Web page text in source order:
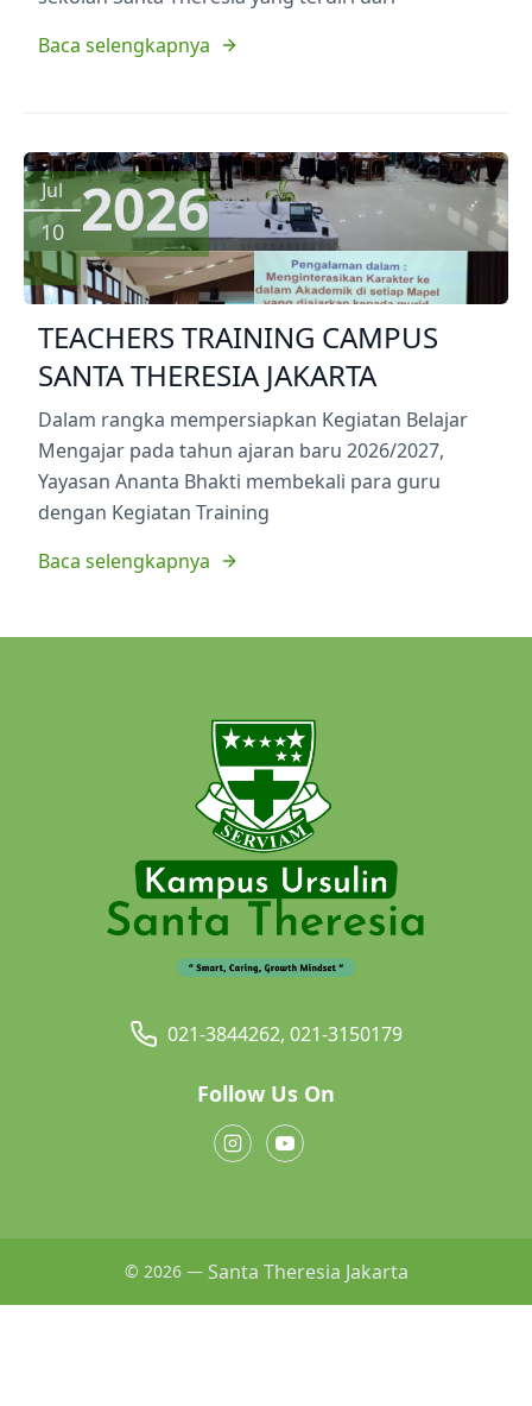
Baca selengkapnya
Jul
10 2026
TEACHERS TRAINING CAMPUS
SANTA THERESIA JAKARTA
Dalam rangka mempersiapkan Kegiatan Belajar
Mengajar pada tahun ajaran baru 2026/2027,
Yayasan Ananta Bhakti membekali para guru
dengan Kegiatan Training
Baca selengkapnya
021-3844262, 021-3150179
Follow Us On
© 2026 — Santa Theresia Jakarta